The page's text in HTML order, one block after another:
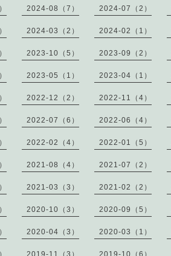
2024-08（7） 2024-07（2）
2024-03（2） 2024-02（1）
2023-10（5） 2023-09（2）
2023-05（1） 2023-04（1）
2022-12（2） 2022-11（4）
2022-07（6） 2022-06（4）
2022-02（4） 2022-01（5）
2021-08（4） 2021-07（2）
2021-03（3） 2021-02（2）
2020-10（3） 2020-09（5）
2020-04（3） 2020-03（1）